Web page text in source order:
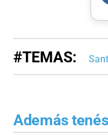
#TEMAS:
Además